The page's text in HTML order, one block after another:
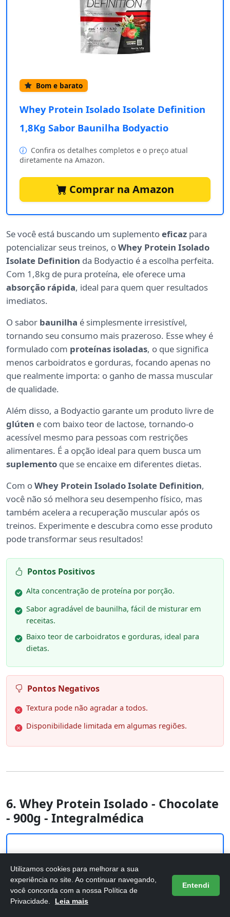
Bom e barato
Whey Protein Isolado Isolate Definition
1,8Kg Sabor Baunilha Bodyactio
Confira os detalhes completos e o preço atual
diretamente na Amazon.
Comprar na Amazon
Se você está buscando um suplementoeficaz para
potencializar seus treinos, oWhey Protein Isolado
Isolate Definition da Bodyactio é a escolha perfeita.
Com 1,8kg de pura proteína, ele oferece uma
absorção rápida, ideal para quem quer resultados
imediatos.
O sabor baunilha é simplesmente irresistível,
tornando seu consumo mais prazeroso. Esse whey é
formulado com proteínas isoladas, o que significa
menos carboidratos e gorduras, focando apenas no
que realmente importa: o ganho de massa muscular
de qualidade.
Além disso, a Bodyactio garante um produto livre de
glúten e com baixo teor de lactose, tornando-o
acessível mesmo para pessoas com restrições
alimentares. É a opção ideal para quem busca um
suplemento que se encaixe em diferentes dietas.
Com oWhey Protein Isolado Isolate Definition,
você não só melhora seu desempenho físico, mas
também acelera a recuperação muscular após os
treinos. Experimente e descubra como esse produto
pode transformar seus resultados!
Pontos Positivos
Alta concentração de proteína por porção.
Sabor agradável de baunilha, fácil de misturar em
receitas.
Baixo teor de carboidratos e gorduras, ideal para
dietas.
Pontos Negativos
Textura pode não agradar a todos.
Disponibilidade limitada em algumas regiões.
6. Whey Protein Isolado - Chocolate
- 900g - Integralmédica
Utilizamos cookies para melhorar a sua
experiência no site. Ao continuar navegando,
você concorda com a nossa Política de
Privacidade.
Leia mais
Entendi